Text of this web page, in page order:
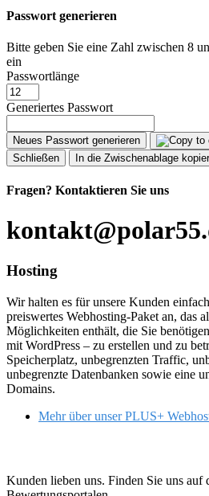
Passwort generieren
Bitte geben Sie eine Zahl zwischen 8
ein
Passwortlänge
Generiertes Passwort
Neues Passwort generieren
Schließen
In die Zwischenablage
Fragen? Kontaktieren Sie uns
Hosting
Wir halten es für unsere Kunden
preiswertes Webhosting-Paket an, das
Möglichkeiten enthält, die Sie
mit WordPress – zu erstellen und zu
Speicherplatz, unbegrenzten Traffic,
unbegrenzte Datenbanken sowie eine
Domains.
Mehr über unser PLUS+
Kunden lieben uns. Finden Sie uns auf